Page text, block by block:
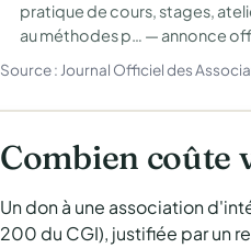
pratique de cours, stages,
au méthodes p… — annonce
Source : Journal Officiel des
Combien coûte
Un don à une association
200 du CGI), justifiée par un